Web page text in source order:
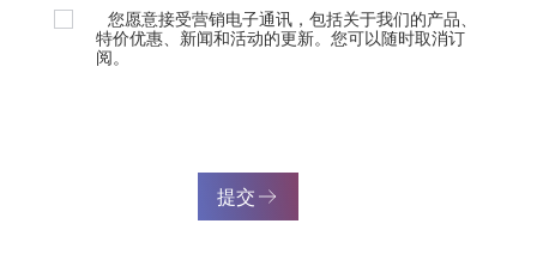
您愿意接受营销电子通讯，包括关于我们的产品、
特价优惠、新闻和活动的更新。您可以随时取消订
阅。
提交